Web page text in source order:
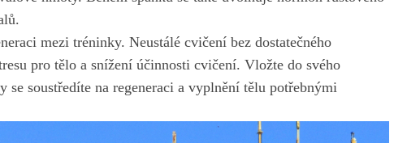
mezi⁢ tréninky. ⁣Neustálé cvičení bez ​dostatečného
pro tělo a snížení účinnosti cvičení. Vložte do svého
soustředíte na regeneraci a ‍vyplnění tělu potřebnými⁢